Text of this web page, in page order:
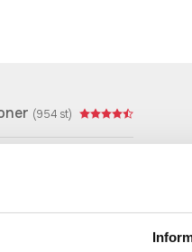
(954 st)